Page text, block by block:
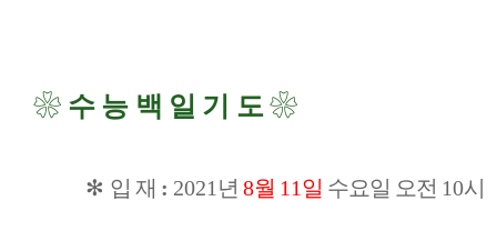
❀ 수능백일기도❀
✻ 입 재 : 2021 년 8월 11일 수요일 오전 10시